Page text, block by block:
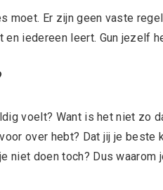
moet. Er zijn geen vaste
iedereen leert. Gun jezelf
voelt? Want is het niet zo
over hebt? Dat jij je beste
niet doen toch? Dus